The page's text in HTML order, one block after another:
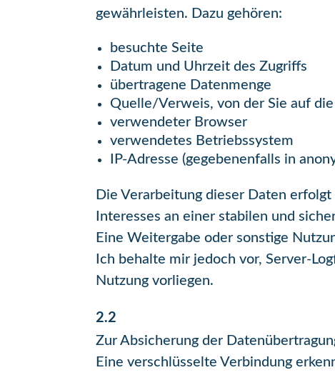
gewährleisten. Dazu gehören:
besuchte Seite
Datum und Uhrzeit des Zugriffs
übertragene Datenmenge
Quelle/Verweis, von der Sie auf
verwendeter Browser
verwendetes Betriebssystem
IP-Adresse (gegebenenfalls in
Die Verarbeitung dieser Daten
Interesses an einer stabilen und
Eine Weitergabe oder sonstige
Ich behalte mir jedoch vor, Server-
Nutzung vorliegen.
2.2
Zur Absicherung der
Eine verschlüsselte Verbindung